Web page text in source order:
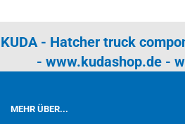
KUDA - Hatcher truck
- www.kudashop.de-
MEHR ÜBER...